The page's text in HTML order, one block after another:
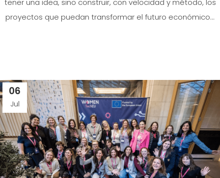
tener una idea, sino construir, con velocidad y método, los
proyectos que puedan transformar el futuro económico...
06
Jul